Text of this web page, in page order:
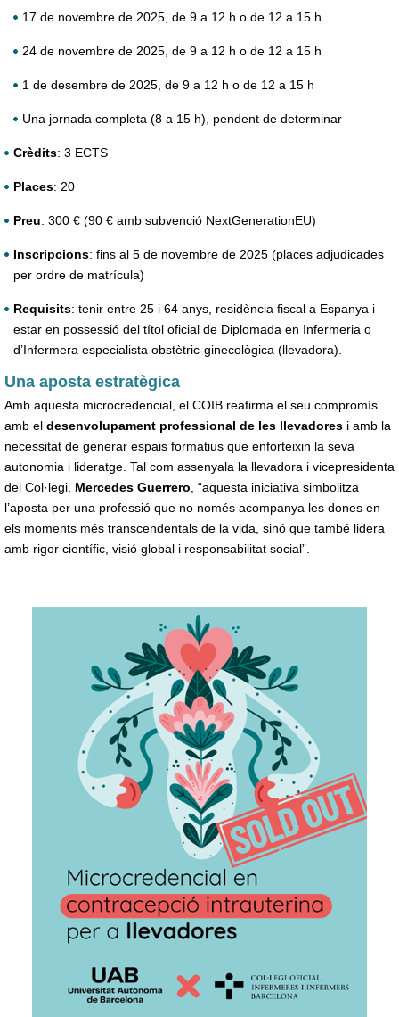
17 de novembre de 2025, de 9 a 12 h o de 12 a 15 h
24 de novembre de 2025, de 9 a 12 h o de 12 a 15 h
1 de desembre de 2025, de 9 a 12 h o de 12 a 15 h
Una jornada completa (8 a 15 h), pendent de determinar
Crèdits: 3 ECTS
Places: 20
Preu: 300 € (90 € amb subvenció NextGenerationEU)
Inscripcions: fins al 5 de novembre de 2025 (places adjudicades
per ordre de matrícula)
Requisits: tenir entre 25 i 64 anys, residència fiscal a Espanya i
estar en possessió del títol oficial de Diplomada en Infermeria o
d’Infermera especialista obstètric-ginecològica (llevadora).
Una aposta estratègica
Amb aquesta microcredencial, el COIB reafirma el seu compromís
amb el desenvolupament professional de les llevadores i amb la
necessitat de generar espais formatius que enforteixin la seva
autonomia i lideratge. Tal com assenyala la llevadora i vicepresidenta
del Col·legi, Mercedes Guerrero, “aquesta iniciativa simbolitza
l’aposta per una professió que no només acompanya les dones en
els moments més transcendentals de la vida, sinó que també lidera
amb rigor científic, visió global i responsabilitat social”.